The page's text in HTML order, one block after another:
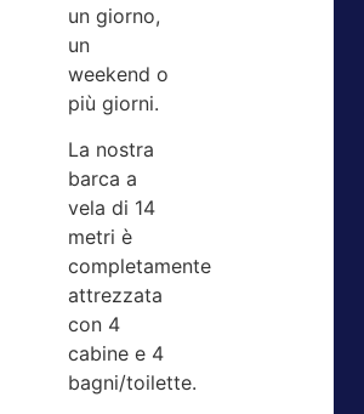
un giorno,
un
weekend o
più giorni.
La nostra
barca a
vela di 14
metri è
completamente
attrezzata
con 4
cabine e 4
bagni/toilette.